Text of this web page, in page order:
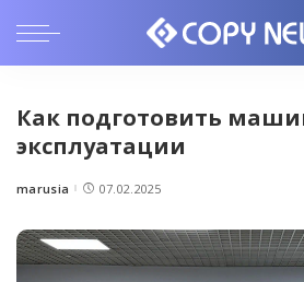
Как подготовить
эксплуатации
Posted
marusia 07.02.2025